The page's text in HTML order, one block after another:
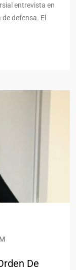
entrevista en
defensa. El
De